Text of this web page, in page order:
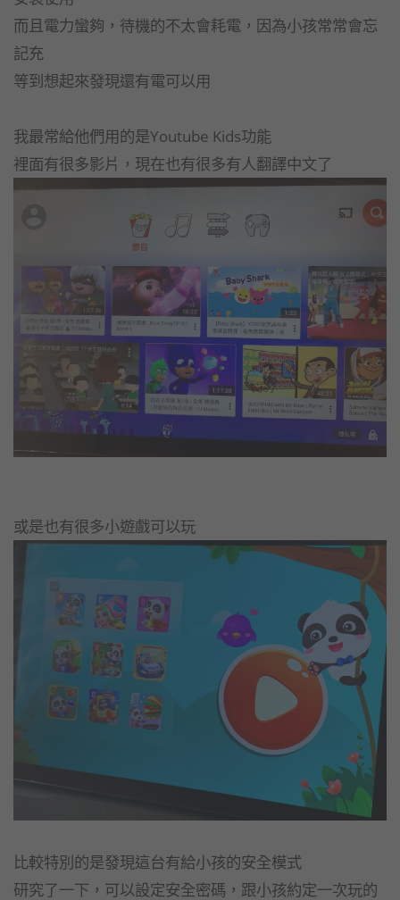
而且電力蠻夠，待機的不太會耗電，因為小孩常常會忘
記充
等到想起來發現還有電可以用
我最常給他們用的是Youtube Kids功能
裡面有很多影片，現在也有很多有人翻譯中文了
或是也有很多小遊戲可以玩
比較特別的是發現這台有給小孩的安全模式
研究了一下，可以設定安全密碼，跟小孩約定一次玩的